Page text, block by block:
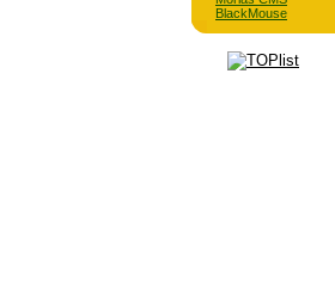
BlackMouse